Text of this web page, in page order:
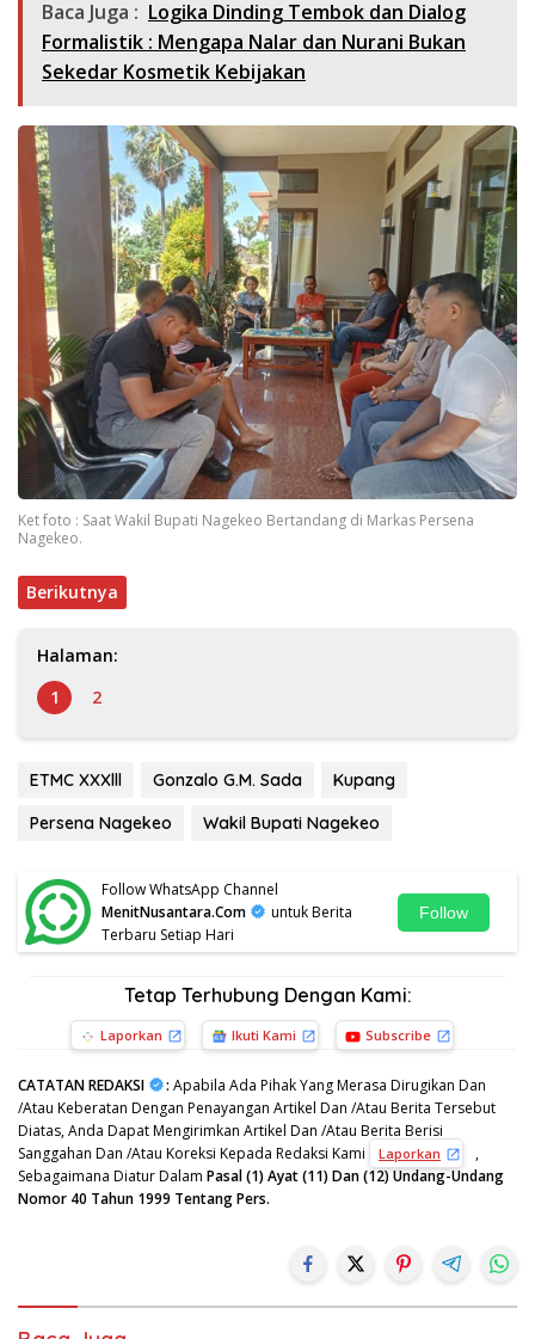
Baca Juga : Logika Dinding Tembok dan Dialog
Formalistik : Mengapa Nalar dan Nurani Bukan
Sekedar Kosmetik Kebijakan
Ket foto : Saat Wakil Bupati Nagekeo Bertandang di Markas Persena
Nagekeo.
Berikutnya
Halaman:
1
2
ETMC XXXlll Gonzalo G.M. Sada
Kupang
Persena Nagekeo
Wakil Bupati Nagekeo
Follow WhatsApp Channel
MenitNusantara.Com
untuk Berita
Terbaru Setiap Hari
Follow
Tetap Terhubung Dengan Kami:
Laporkan Ikuti Kami Subscribe
CATATAN REDAKSI : Apabila Ada Pihak Yang Merasa Dirugikan Dan
/Atau Keberatan Dengan Penayangan Artikel Dan /Atau Berita Tersebut
Diatas, Anda Dapat Mengirimkan Artikel Dan /Atau Berita Berisi
Sanggahan Dan /Atau Koreksi Kepada Redaksi Kami
Laporkan
,
Sebagaimana Diatur Dalam Pasal (1) Ayat (11) Dan (12) Undang-Undang
Nomor 40 Tahun 1999 Tentang Pers.